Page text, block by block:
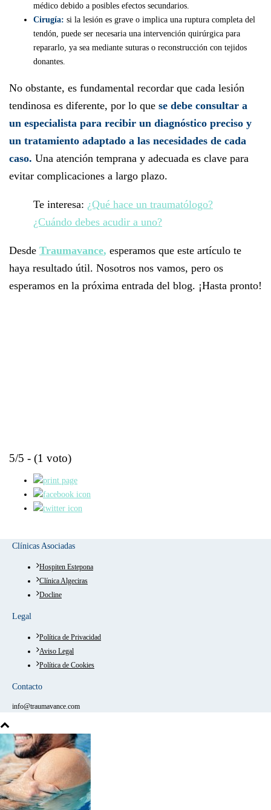
médico debido a posibles efectos secundarios.
Cirugía: si la lesión es grave o implica una ruptura completa del
tendón, puede ser necesaria una intervención quirúrgica para
repararlo, ya sea mediante suturas o reconstrucción con tejidos
donantes.
No obstante, es fundamental recordar que cada lesión
tendinosa es diferente, por lo que se debe consultar a
un especialista para recibir un diagnóstico preciso y
un tratamiento adaptado a las necesidades de cada
caso. Una atención temprana y adecuada es clave para
evitar complicaciones a largo plazo.
Te interesa: ¿Qué hace un traumatólogo?
¿Cuándo debes acudir a uno?
Desde Traumavance, esperamos que este artículo te
haya resultado útil. Nosotros nos vamos, pero os
esperamos en la próxima entrada del blog. ¡Hasta pronto!
5/5 - (1 voto)
Clínicas Asociadas
Hospiten Estepona
Clínica Algeciras
Docline
Legal
Política de Privacidad
Aviso Legal
Política de Cookies
Contacto
info@traumavance.com